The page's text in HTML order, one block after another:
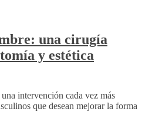
una cirugía
y estética
intervención cada vez más
que desean mejorar la forma